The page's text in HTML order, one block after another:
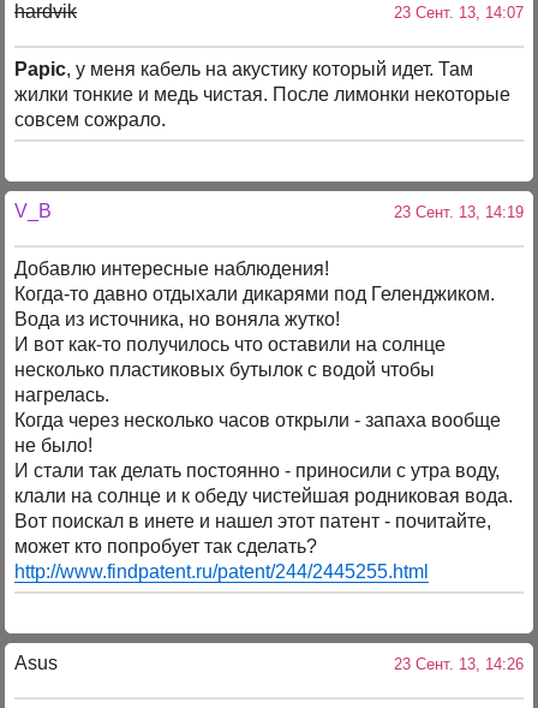
hardvik 23 Сент. 13, 14:07
Papic, у меня кабель на акустику который идет. Там
жилки тонкие и медь чистая. После лимонки некоторые
совсем сожрало.
V_B 23 Сент. 13, 14:19
Добавлю интересные наблюдения!
Когда-то давно отдыхали дикарями под Геленджиком.
Вода из источника, но воняла жутко!
И вот как-то получилось что оставили на солнце
несколько пластиковых бутылок с водой чтобы
нагрелась.
Когда через несколько часов открыли - запаха вообще
не было!
И стали так делать постоянно - приносили с утра воду,
клали на солнце и к обеду чистейшая родниковая вода.
Вот поискал в инете и нашел этот патент - почитайте,
может кто попробует так сделать?
http://www.findpatent.ru/patent/244/2445255.html
Asus 23 Сент. 13, 14:26